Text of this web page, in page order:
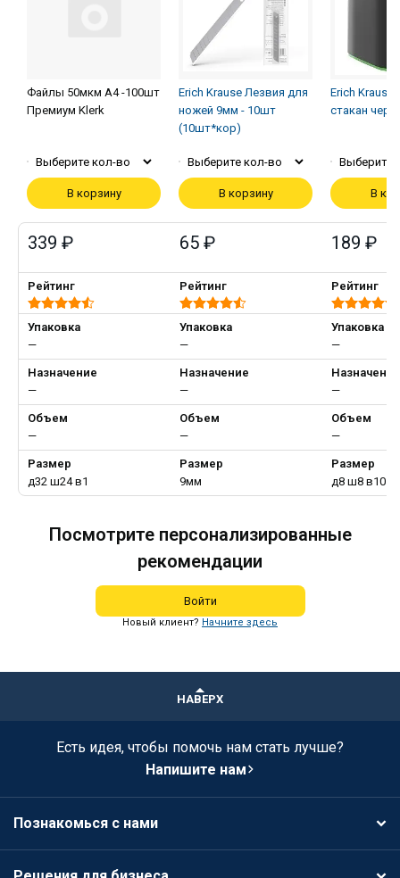
Файлы 50мкм А4 -100шт
Премиум Klerk
Выберите кол-во
В корзину
Erich Krause Лезвия для
ножей 9мм - 10шт
(10шт*кор)
Выберите кол-во
В корзину
Erich
стакан
Выберите
В
339 ₽ 65 ₽ 189 ₽
Рейтинг Рейтинг Рейтинг
Упаковка
—
Упаковка
—
Упаковка
—
Назначение
—
Назначение
—
Назначение
—
Объем
—
Объем
—
Объем
—
Размер
д32 ш24 в1
Размер
9мм
Размер
д8 ш8 в10
Посмотрите персонализированные
рекомендации
Войти
Новый клиент? Начните здесь
НАВЕРХ
Есть идея, чтобы помочь нам стать лучше?
Напишите нам
Познакомься с нами